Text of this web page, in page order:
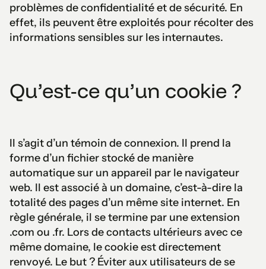
problèmes de confidentialité et de sécurité. En
effet, ils peuvent être exploités pour récolter des
informations sensibles sur les internautes.
Qu’est-ce qu’un cookie ?
Il s’agit d’un témoin de connexion. Il prend la
forme d’un fichier stocké de manière
automatique sur un appareil par le navigateur
web. Il est associé à un domaine, c’est-à-dire la
totalité des pages d’un même site internet. En
règle générale, il se termine par une extension
.com ou .fr. Lors de contacts ultérieurs avec ce
même domaine, le cookie est directement
renvoyé. Le but ? Éviter aux utilisateurs de se